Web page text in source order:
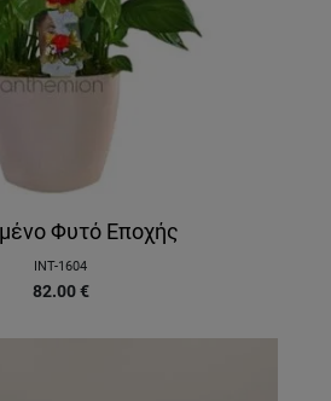
Φυτό Εποχής
INT-1604
82.00 €